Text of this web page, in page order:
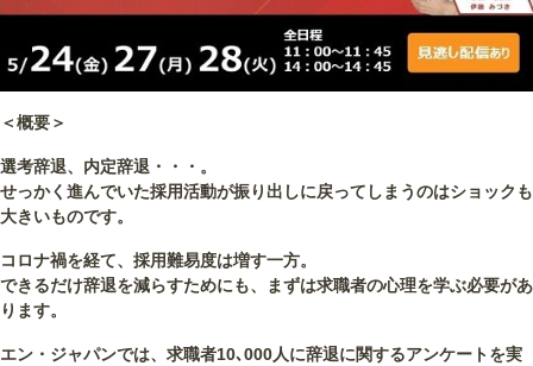
＜概要＞
選考辞退、内定辞退・・・。
せっかく進んでいた採用活動が振り出しに戻ってしまうのはショックも
大きいものです。
コロナ禍を経て、採用難易度は増す一方。
できるだけ辞退を減らすためにも、まずは求職者の心理を学ぶ必要があ
ります。
エン・ジャパンでは、求職者10､000人に辞退に関するアンケートを実